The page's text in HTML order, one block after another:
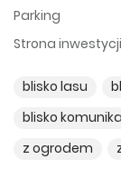
Parking
Strona inwestycji
blisko lasu
blisko
z ogrodem